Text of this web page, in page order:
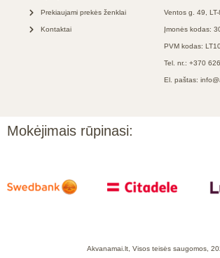
Prekiaujami prekės ženklai
Kontaktai
Ventos g. 49,
Įmonės kodas:
PVM kodas:
Tel. nr.: +370
El. paštas:
Mokėjimais rūpinasi:
Akvanamai.lt, Visos teisės saugomos,